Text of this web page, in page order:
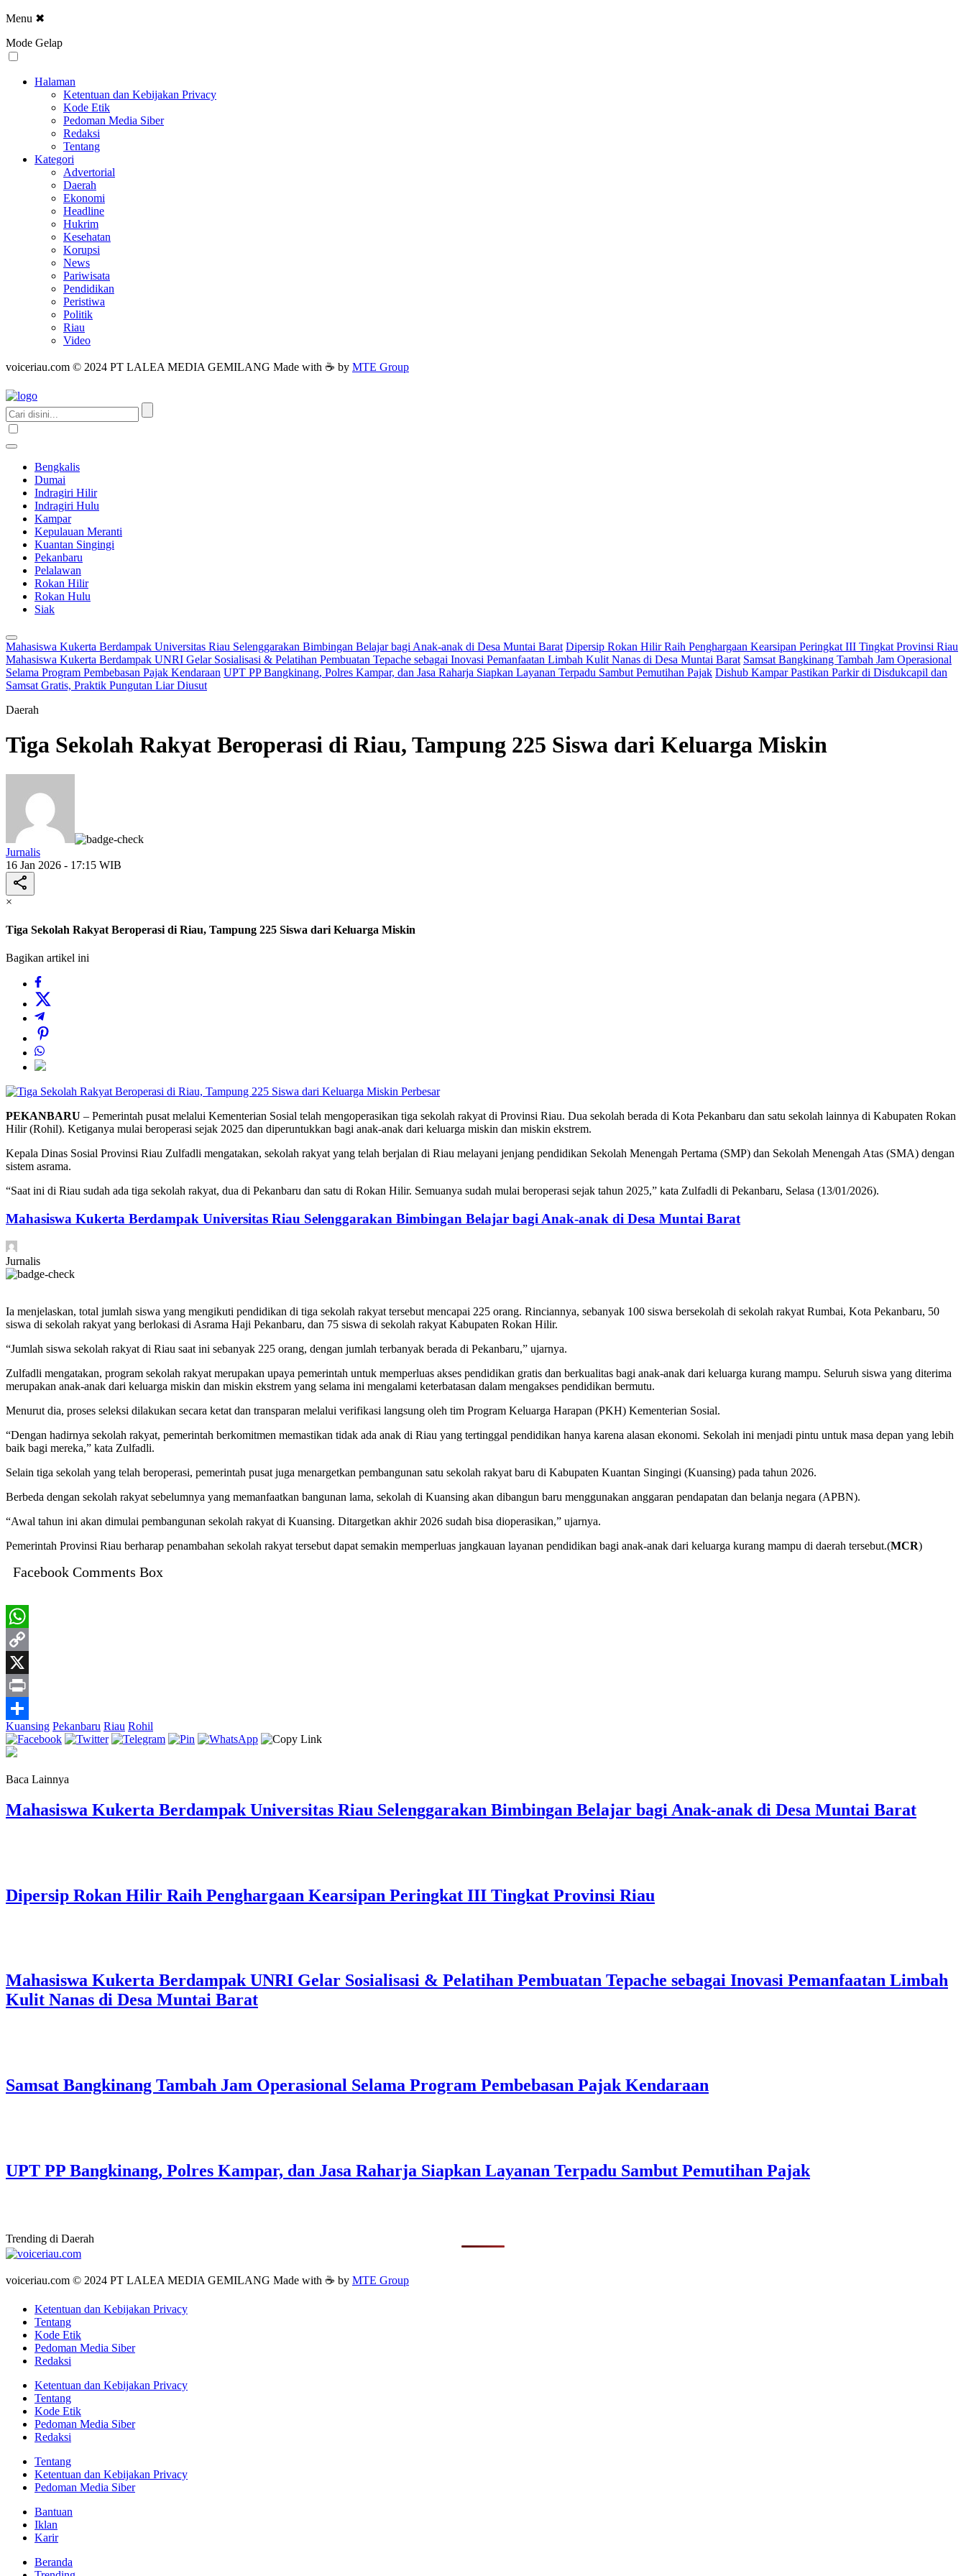
Menu ✖
Mode Gelap
Halaman
Ketentuan dan Kebijakan Privacy
Kode Etik
Pedoman Media Siber
Redaksi
Tentang
Kategori
Advertorial
Daerah
Ekonomi
Headline
Hukrim
Kesehatan
Korupsi
News
Pariwisata
Pendidikan
Peristiwa
Politik
Riau
Video
voiceriau.com © 2024 PT LALEA MEDIA GEMILANG Made with ☕ by MTE Group
Bengkalis
Dumai
Indragiri Hilir
Indragiri Hulu
Kampar
Kepulauan Meranti
Kuantan Singingi
Pekanbaru
Pelalawan
Rokan Hilir
Rokan Hulu
Siak
Mahasiswa Kukerta Berdampak Universitas Riau Selenggarakan Bimbingan Belajar bagi Anak-anak di Desa Muntai Barat Dipersip Rokan Hilir Raih Penghargaan Kearsipan Peringkat III Tingkat Provinsi Riau
Mahasiswa Kukerta Berdampak UNRI Gelar Sosialisasi & Pelatihan Pembuatan Tepache sebagai Inovasi Pemanfaatan Limbah Kulit Nanas di Desa Muntai Barat Samsat Bangkinang Tambah Jam Operasional
Selama Program Pembebasan Pajak Kendaraan UPT PP Bangkinang, Polres Kampar, dan Jasa Raharja Siapkan Layanan Terpadu Sambut Pemutihan Pajak Dishub Kampar Pastikan Parkir di Disdukcapil dan
Samsat Gratis, Praktik Pungutan Liar Diusut
Daerah
Tiga Sekolah Rakyat Beroperasi di Riau, Tampung 225 Siswa dari Keluarga Miskin
Jurnalis
16 Jan 2026 - 17:15 WIB
×
Tiga Sekolah Rakyat Beroperasi di Riau, Tampung 225 Siswa dari Keluarga Miskin
Bagikan artikel ini
Perbesar
PEKANBARU – Pemerintah pusat melalui Kementerian Sosial telah mengoperasikan tiga sekolah rakyat di Provinsi Riau. Dua sekolah berada di Kota Pekanbaru dan satu sekolah lainnya di Kabupaten Rokan
Hilir (Rohil). Ketiganya mulai beroperasi sejak 2025 dan diperuntukkan bagi anak-anak dari keluarga miskin dan miskin ekstrem.
Kepala Dinas Sosial Provinsi Riau Zulfadli mengatakan, sekolah rakyat yang telah berjalan di Riau melayani jenjang pendidikan Sekolah Menengah Pertama (SMP) dan Sekolah Menengah Atas (SMA) dengan
sistem asrama.
“Saat ini di Riau sudah ada tiga sekolah rakyat, dua di Pekanbaru dan satu di Rokan Hilir. Semuanya sudah mulai beroperasi sejak tahun 2025,” kata Zulfadli di Pekanbaru, Selasa (13/01/2026).
Mahasiswa Kukerta Berdampak Universitas Riau Selenggarakan Bimbingan Belajar bagi Anak-anak di Desa Muntai Barat
Jurnalis
Ia menjelaskan, total jumlah siswa yang mengikuti pendidikan di tiga sekolah rakyat tersebut mencapai 225 orang. Rinciannya, sebanyak 100 siswa bersekolah di sekolah rakyat Rumbai, Kota Pekanbaru, 50
siswa di sekolah rakyat yang berlokasi di Asrama Haji Pekanbaru, dan 75 siswa di sekolah rakyat Kabupaten Rokan Hilir.
“Jumlah siswa sekolah rakyat di Riau saat ini sebanyak 225 orang, dengan jumlah terbanyak berada di Pekanbaru,” ujarnya.
Zulfadli mengatakan, program sekolah rakyat merupakan upaya pemerintah untuk memperluas akses pendidikan gratis dan berkualitas bagi anak-anak dari keluarga kurang mampu. Seluruh siswa yang diterima
merupakan anak-anak dari keluarga miskin dan miskin ekstrem yang selama ini mengalami keterbatasan dalam mengakses pendidikan bermutu.
Menurut dia, proses seleksi dilakukan secara ketat dan transparan melalui verifikasi langsung oleh tim Program Keluarga Harapan (PKH) Kementerian Sosial.
“Dengan hadirnya sekolah rakyat, pemerintah berkomitmen memastikan tidak ada anak di Riau yang tertinggal pendidikan hanya karena alasan ekonomi. Sekolah ini menjadi pintu untuk masa depan yang lebih
baik bagi mereka,” kata Zulfadli.
Selain tiga sekolah yang telah beroperasi, pemerintah pusat juga menargetkan pembangunan satu sekolah rakyat baru di Kabupaten Kuantan Singingi (Kuansing) pada tahun 2026.
Berbeda dengan sekolah rakyat sebelumnya yang memanfaatkan bangunan lama, sekolah di Kuansing akan dibangun baru menggunakan anggaran pendapatan dan belanja negara (APBN).
“Awal tahun ini akan dimulai pembangunan sekolah rakyat di Kuansing. Ditargetkan akhir 2026 sudah bisa dioperasikan,” ujarnya.
Pemerintah Provinsi Riau berharap penambahan sekolah rakyat tersebut dapat semakin memperluas jangkauan layanan pendidikan bagi anak-anak dari keluarga kurang mampu di daerah tersebut.(MCR)
Facebook Comments Box
WhatsApp
Copy
Link
X
Print
Share
Kuansing Pekanbaru Riau Rohil
Baca Lainnya
Mahasiswa Kukerta Berdampak Universitas Riau Selenggarakan Bimbingan Belajar bagi Anak-anak di Desa Muntai Barat
Dipersip Rokan Hilir Raih Penghargaan Kearsipan Peringkat III Tingkat Provinsi Riau
Mahasiswa Kukerta Berdampak UNRI Gelar Sosialisasi & Pelatihan Pembuatan Tepache sebagai Inovasi Pemanfaatan Limbah
Kulit Nanas di Desa Muntai Barat
Samsat Bangkinang Tambah Jam Operasional Selama Program Pembebasan Pajak Kendaraan
UPT PP Bangkinang, Polres Kampar, dan Jasa Raharja Siapkan Layanan Terpadu Sambut Pemutihan Pajak
Trending di Daerah
voiceriau.com © 2024 PT LALEA MEDIA GEMILANG Made with ☕ by MTE Group
Ketentuan dan Kebijakan Privacy
Tentang
Kode Etik
Pedoman Media Siber
Redaksi
Ketentuan dan Kebijakan Privacy
Tentang
Kode Etik
Pedoman Media Siber
Redaksi
Tentang
Ketentuan dan Kebijakan Privacy
Pedoman Media Siber
Bantuan
Iklan
Karir
Beranda